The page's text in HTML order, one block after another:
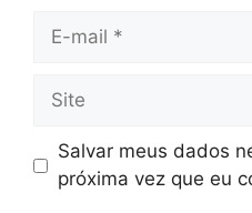
Site
Salvar meus dados
próxima vez que eu